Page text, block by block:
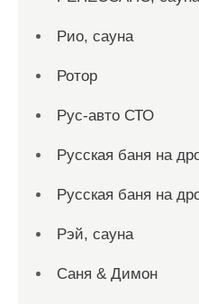
Рио, сауна
Ротор
Рус-авто СТО
Русская баня на
Русская баня на
Рэй, сауна
Саня & Димон